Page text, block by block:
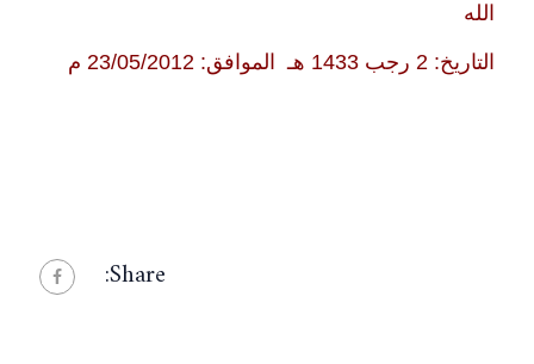
الله
التاريخ: 2 رجب 1433 هـ الموافق: 23/05/2012 م
Share: